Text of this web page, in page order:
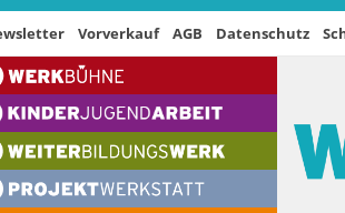
Vorverkauf AGB Datenschutz